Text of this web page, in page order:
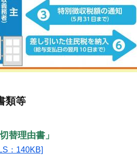
類等
替理由書」
：140KB]